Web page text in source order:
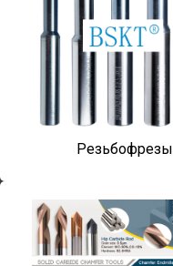
Резьбофрезы